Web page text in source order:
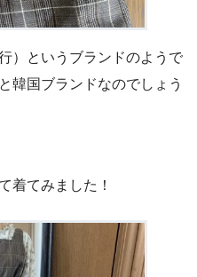
）というブランドのようで
韓国ブランドなのでしょう
着てみました！